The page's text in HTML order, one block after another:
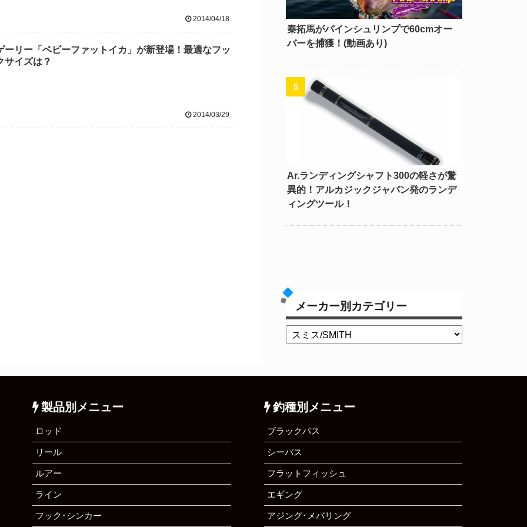
2014/04/18
ーリー「ベビーファットイカ」が新登場！最適なフッ
サイズは？
2014/03/29
秦拓馬がパインシュリンプで60cmオー
バーを捕獲！(動画あり)
Ar.ランディングシャフト300の軽さが驚
異的！アルカジックジャパン発のランデ
ィングツール！
メーカー別カテゴリー
製品別メニュー
ロッド
リール
ルアー
ライン
フック･シンカー
釣種別メニュー
ブラックバス
シーバス
フラットフィッシュ
エギング
アジング･メバリング